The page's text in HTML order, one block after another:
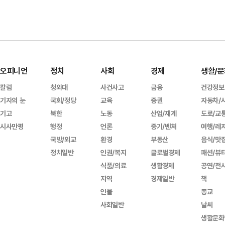
오피니언
칼럼
기자의 눈
기고
시사만평
정치
청와대
국회/정당
북한
행정
국방/외교
정치일반
사회
사건사고
교육
노동
언론
환경
인권/복지
식품/의료
지역
인물
사회일반
경제
금융
증권
산업/재계
중기/벤처
부동산
글로벌경제
생활경제
경제일반
생활/
건강정보
자동차/
도로/교
여행/레
음식/맛
패션/뷰
공연/전
책
종교
날씨
생활문